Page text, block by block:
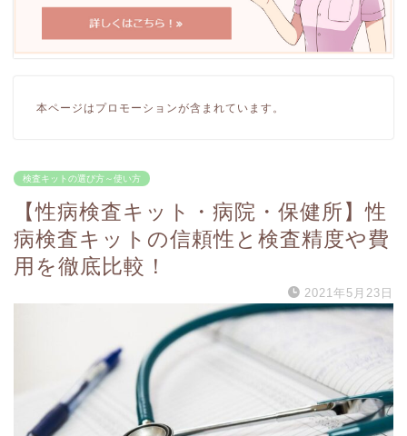
本ページはプロモーションが含まれています。
検査キットの選び方～使い方
【性病検査キット・病院・保健所】性
病検査キットの信頼性と検査精度や費
用を徹底比較！
2021年5月23日